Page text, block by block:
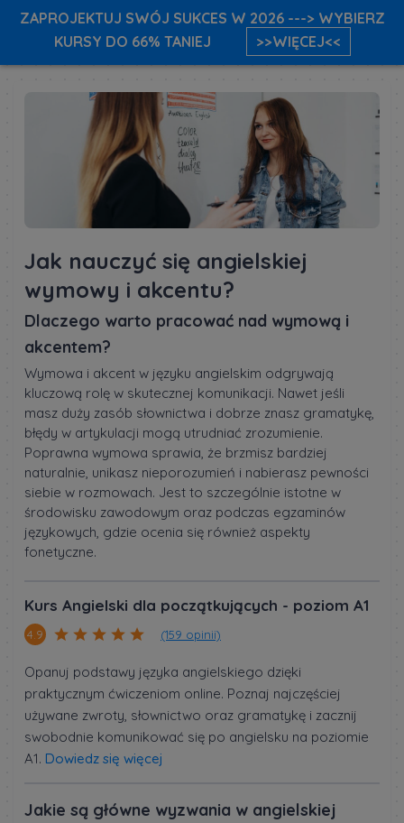
Jak nauczyć się angielskiej
wymowy i akcentu?
Dlaczego warto pracować nad wymową i
akcentem?
Wymowa i akcent w języku angielskim odgrywają
kluczową rolę w skutecznej komunikacji. Nawet jeśli
masz duży zasób słownictwa i dobrze znasz gramatykę,
błędy w artykulacji mogą utrudniać zrozumienie.
Poprawna wymowa sprawia, że brzmisz bardziej
naturalnie, unikasz nieporozumień i nabierasz pewności
siebie w rozmowach. Jest to szczególnie istotne w
środowisku zawodowym oraz podczas egzaminów
językowych, gdzie ocenia się również aspekty
fonetyczne.
Kurs Angielski dla początkujących - poziom A1
4.9 (159 opinii)
Opanuj podstawy języka angielskiego dzięki
praktycznym ćwiczeniom online. Poznaj najczęściej
używane zwroty, słownictwo oraz gramatykę i zacznij
swobodnie komunikować się po angielsku na poziomie
A1. Dowiedz się więcej
Jakie są główne wyzwania w angielskiej
ZAPROJEKTUJ SWÓJ SUKCES W 2026 ---> WYBIERZ
KURSY DO 66% TANIEJ
>>WIĘCEJ<<